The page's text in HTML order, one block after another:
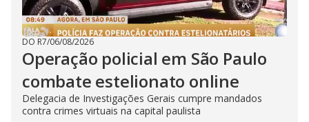
DO R7/06/08/2026
Operação policial em São Paulo
combate estelionato online
Delegacia de Investigações Gerais cumpre mandados
contra crimes virtuais na capital paulista